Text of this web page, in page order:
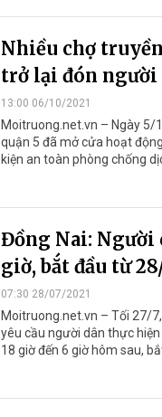
Nhiều chợ
trở lại đón người
13:00 06/10/2021
Moitruong.net.vn – Ngày 5/
quận 5 đã mở cửa hoạt
kiện an toàn phòng chống
Đồng Nai: Người
giờ, bắt đầu từ
07:30 28/07/2021
Moitruong.net.vn – Tối 27/
yêu cầu người dân thực
18 giờ đến 6 giờ hôm sau,